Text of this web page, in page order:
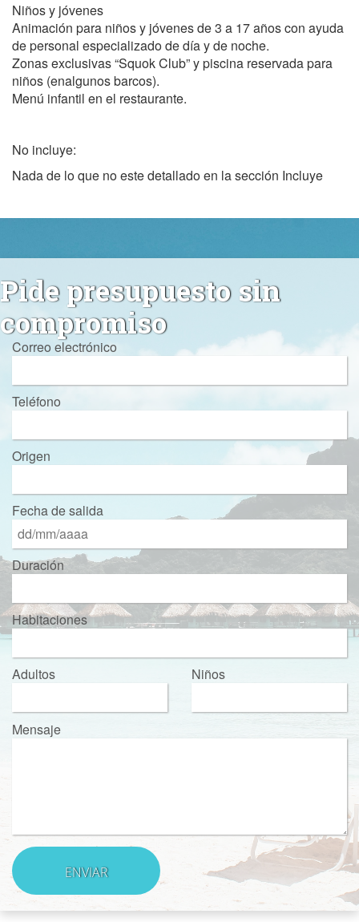
Niños y jóvenes
Animación para niños y jóvenes de 3 a 17 años con ayuda
de personal especializado de día y de noche.
Zonas exclusivas “Squok Club” y piscina reservada para
niños (enalgunos barcos).
Menú infantil en el restaurante.
No incluye:
Nada de lo que no este detallado en la sección Incluye
Pide presupuesto sin
compromiso
Correo electrónico
Teléfono
Origen
Fecha de salida
Duración
Habitaciones
Adultos Niños
Mensaje